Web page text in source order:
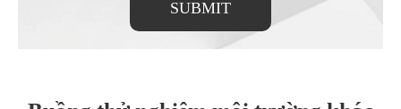
SUBMIT